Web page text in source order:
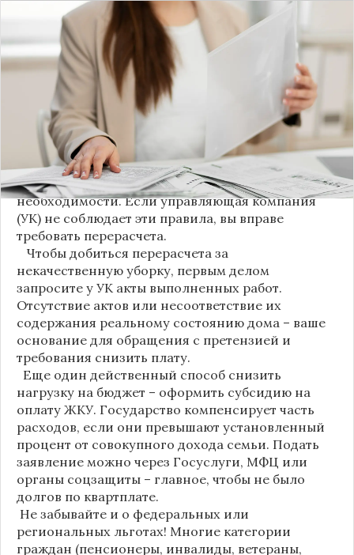
С 1 августа в квитанциях за жилищно-
коммунальные услуги введено важное
новшество. Как поясняет автор канала "ВЗО
ProДеньги", теперь уборка мест общего
пользования (МОП) выделена в отдельную
строку. Это дает жильцам четкое понимание, за
что именно они платят.
Новые нормы строго регламентируют частоту
уборки: мытье полов и лестниц должно
проводиться несколько раз в неделю, удаление
пыли – еженедельно, а уборка снега – по мере
необходимости. Если управляющая компания
(УК) не соблюдает эти правила, вы вправе
требовать перерасчета.
Чтобы добиться перерасчета за
некачественную уборку, первым делом
запросите у УК акты выполненных работ.
Отсутствие актов или несоответствие их
содержания реальному состоянию дома – ваше
основание для обращения с претензией и
требования снизить плату.
Еще один действенный способ снизить
нагрузку на бюджет – оформить субсидию на
оплату ЖКУ. Государство компенсирует часть
расходов, если они превышают установленный
процент от совокупного дохода семьи. Подать
заявление можно через Госуслуги, МФЦ или
органы соцзащиты – главное, чтобы не было
долгов по квартплате.
Не забывайте и о федеральных или
региональных льготах! Многие категории
граждан (пенсионеры, инвалиды, ветераны,